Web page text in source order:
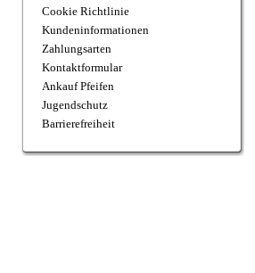
Cookie Richtlinie
Kundeninformationen
Zahlungsarten
Kontaktformular
Ankauf Pfeifen
Jugendschutz
Barrierefreiheit